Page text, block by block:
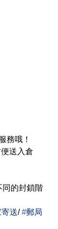
務哦！
便送入倉
同的封鎖階
送/ #郵局